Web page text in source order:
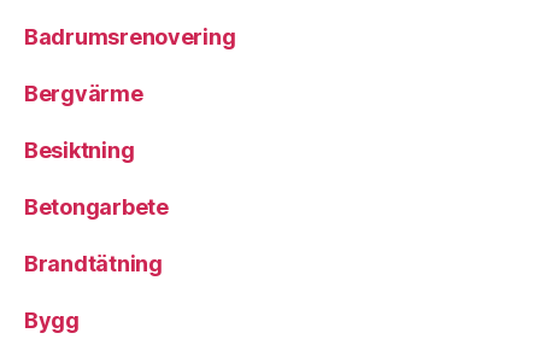
Badrumsrenovering
Bergvärme
Besiktning
Betongarbete
Brandtätning
Bygg